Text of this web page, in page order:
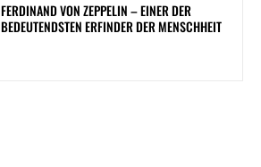
FERDINAND VON ZEPPELIN – EINER DER
BEDEUTENDSTEN ERFINDER DER MENSCHHEIT